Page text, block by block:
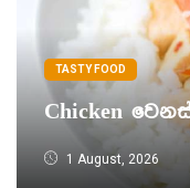
TASTY FOOD
Chicken
1 August, 2026